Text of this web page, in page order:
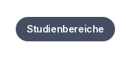
Studienbereiche